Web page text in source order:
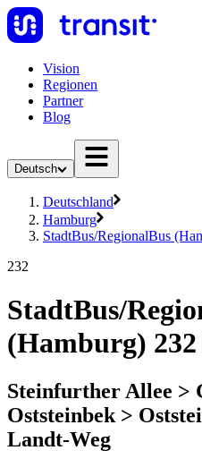
Vision
Regionen
Partner
Blog
Deutsch
Deutschland
Hamburg
StadtBus/RegionalBus
232
StadtBus/
(Hamburg) 232
Steinfurther Allee >
Oststeinbek >
Landt-Weg